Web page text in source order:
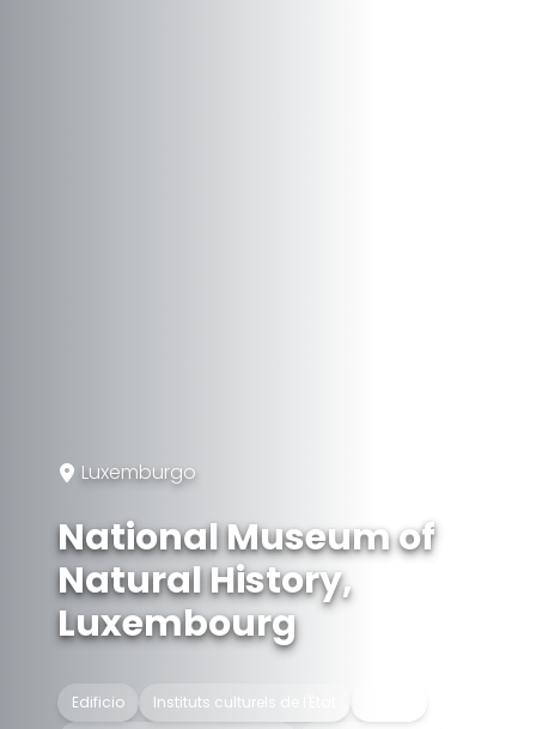
Luxemburgo
National Museum of
Natural History,
Luxembourg
Edificio Instituts culturels de l'État